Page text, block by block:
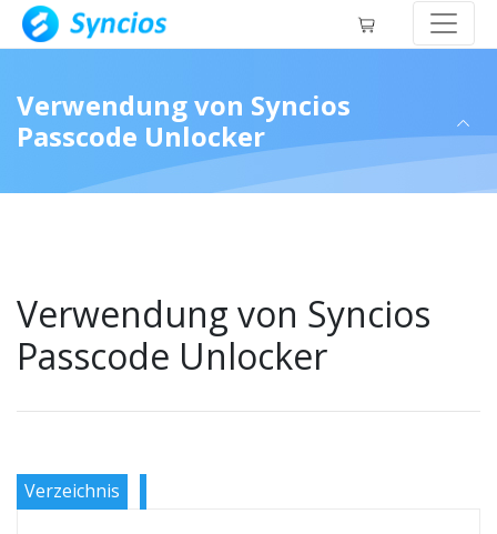
Verwendung von Syncios
Passcode Unlocker
Verwendung von Syncios
Passcode Unlocker
Verzeichnis